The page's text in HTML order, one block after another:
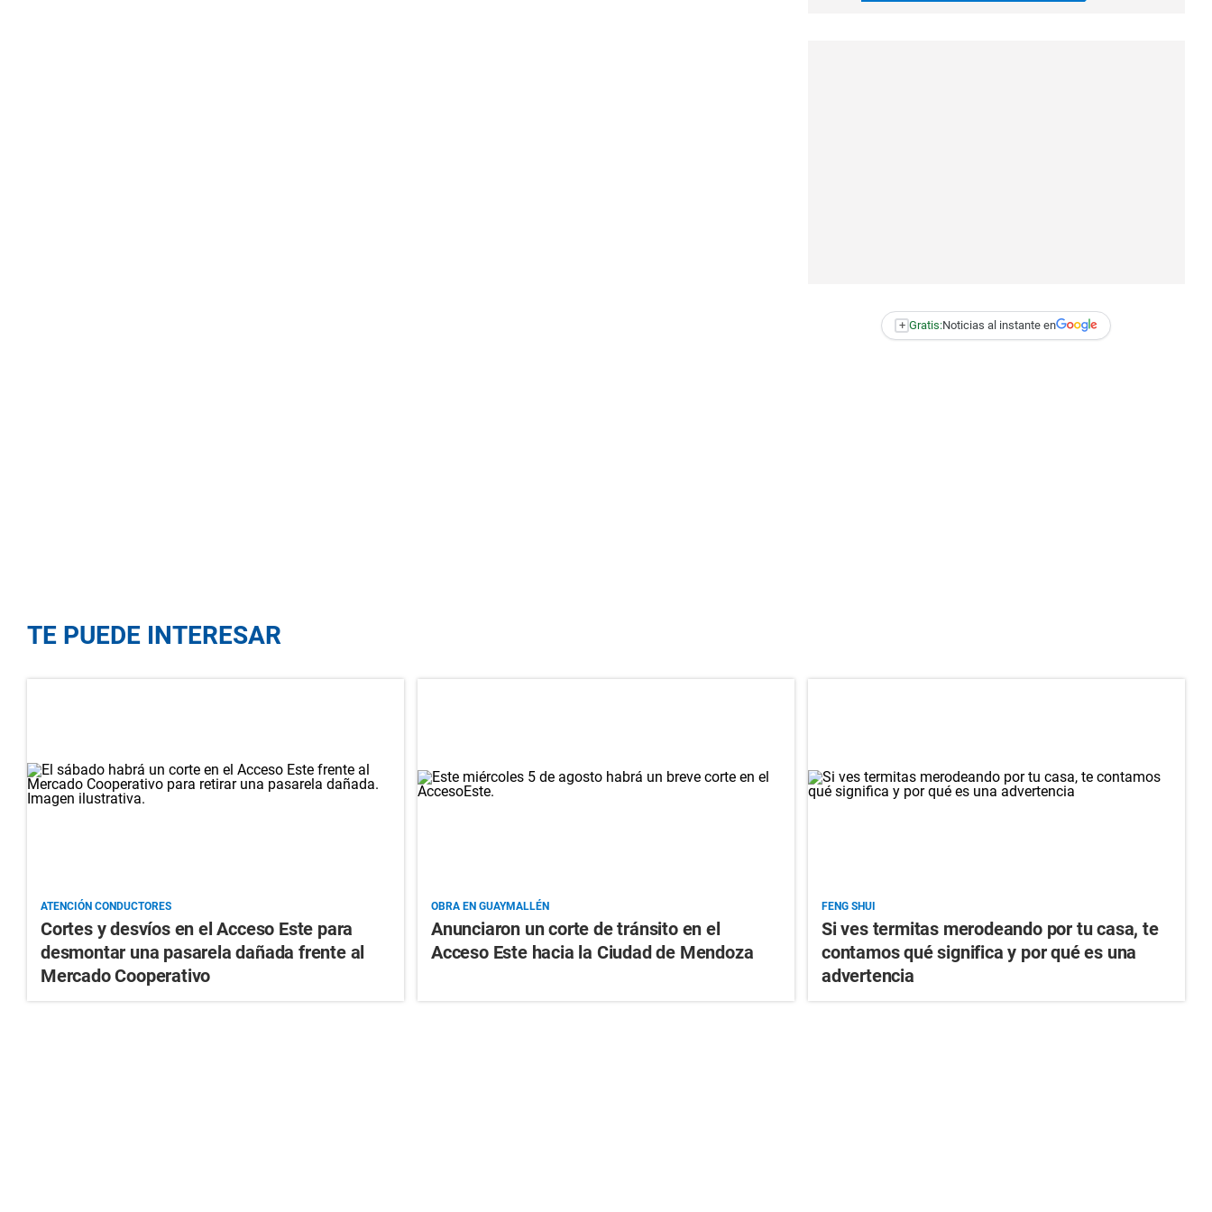
+ Gratis:Noticias al instante en
TE PUEDE INTERESAR
ATENCIÓN CONDUCTORES
Cortes y desvíos en el Acceso Este para
desmontar una pasarela dañada frente al
Mercado Cooperativo
OBRA EN GUAYMALLÉN
Anunciaron un corte de tránsito en el
Acceso Este hacia la Ciudad de Mendoza
FENG SHUI
Si ves termitas merodeando por tu casa, te
contamos qué significa y por qué es una
advertencia